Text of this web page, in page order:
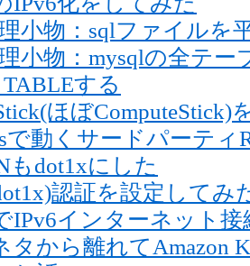
小物：sqlファイルを
小物：mysqlの全テー
する
ほぼComputeStick)
で動くサードパーティ
もdot1xにした
認証を設定してみ
IPv6インターネット
タから離れてAmazon